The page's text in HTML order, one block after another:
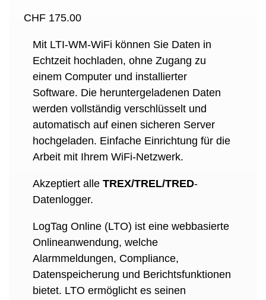
CHF 175.00
Mit LTI-WM-WiFi können Sie Daten in
Echtzeit hochladen, ohne Zugang zu
einem Computer und installierter
Software. Die heruntergeladenen Daten
werden vollständig verschlüsselt und
automatisch auf einen sicheren Server
hochgeladen. Einfache Einrichtung für die
Arbeit mit Ihrem WiFi-Netzwerk.
Akzeptiert alle TREX/TREL/TRED-
Datenlogger.
LogTag Online (LTO) ist eine webbasierte
Onlineanwendung, welche
Alarmmeldungen, Compliance,
Datenspeicherung und Berichtsfunktionen
bietet. LTO ermöglicht es seinen